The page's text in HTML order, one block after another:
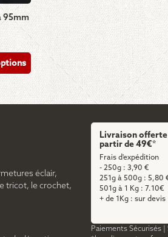
95mm
éclair,
tricot, le crochet,
Livraison offerte
partir de 49€*
Frais d'expédition
- 250g : 3,90 €
251g à 500g : 5,80
501g à 1 Kg : 7.10€
+ de 1Kg : sur devis
Paiements Sécurisés|